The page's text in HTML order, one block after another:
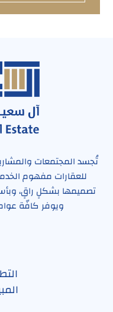
تُجسد المجتمعات
للعقارات مفهوم
تصميمها بشكلٍ راقٍ،
ويوفر كافّة